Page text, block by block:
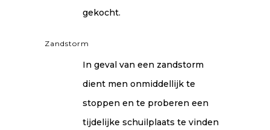
gekocht.
Zandstorm
In geval van een zandstorm
dient men onmiddellijk te
stoppen en te proberen een
tijdelijke schuilplaats te vinden